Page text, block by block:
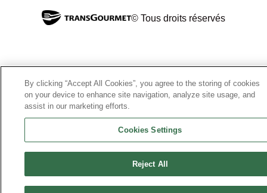
© Tous droits réservés
By clicking “Accept All Cookies”, you agree to the storing of cookies
on your device to enhance site navigation, analyze site usage, and
assist in our marketing efforts.
Cookies Settings
Reject All